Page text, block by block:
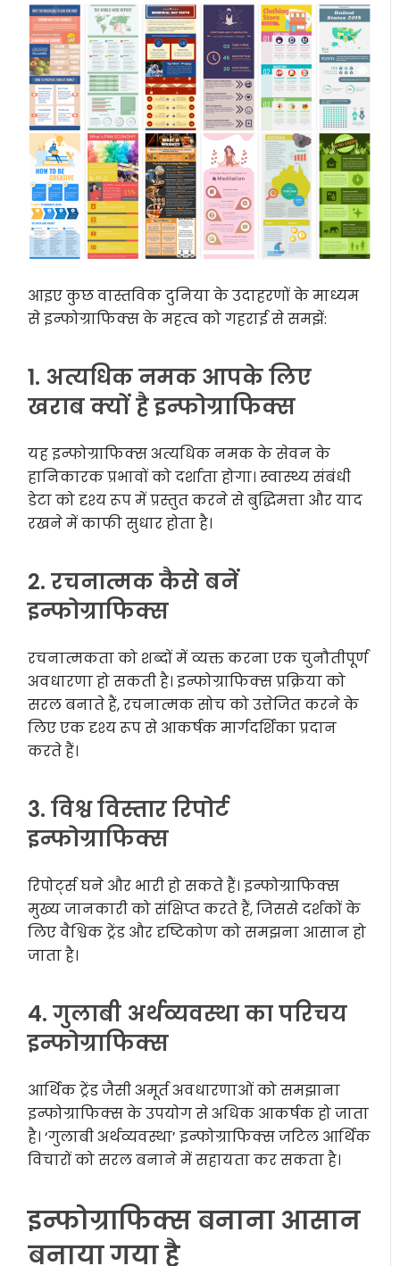
आइए कुछ वास्तविक दुनिया के उदाहरणों के माध्यम
से इन्फोग्राफिक्स के महत्व को गहराई से समझें:
1. अत्यधिक नमक आपके लिए
खराब क्यों है इन्फोग्राफिक्स
यह इन्फोग्राफिक्स अत्यधिक नमक के सेवन के
हानिकारक प्रभावों को दर्शाता होगा। स्वास्थ्य संबंधी
डेटा को दृश्य रूप में प्रस्तुत करने से बुद्धिमत्ता और याद
रखने में काफी सुधार होता है।
2. रचनात्मक कैसे बनें
इन्फोग्राफिक्स
रचनात्मकता को शब्दों में व्यक्त करना एक चुनौतीपूर्ण
अवधारणा हो सकती है। इन्फोग्राफिक्स प्रक्रिया को
सरल बनाते हैं, रचनात्मक सोच को उत्तेजित करने के
लिए एक दृश्य रूप से आकर्षक मार्गदर्शिका प्रदान
करते हैं।
3. विश्व विस्तार रिपोर्ट
इन्फोग्राफिक्स
रिपोर्ट्स घने और भारी हो सकते हैं। इन्फोग्राफिक्स
मुख्य जानकारी को संक्षिप्त करते हैं, जिससे दर्शकों के
लिए वैश्विक ट्रेंड और दृष्टिकोण को समझना आसान हो
जाता है।
4. गुलाबी अर्थव्यवस्था का परिचय
इन्फोग्राफिक्स
आर्थिक ट्रेंड जैसी अमूर्त अवधारणाओं को समझाना
इन्फोग्राफिक्स के उपयोग से अधिक आकर्षक हो जाता
है। ‘गुलाबी अर्थव्यवस्था’ इन्फोग्राफिक्स जटिल आर्थिक
विचारों को सरल बनाने में सहायता कर सकता है।
इन्फोग्राफिक्स बनाना आसान
बनाया गया है